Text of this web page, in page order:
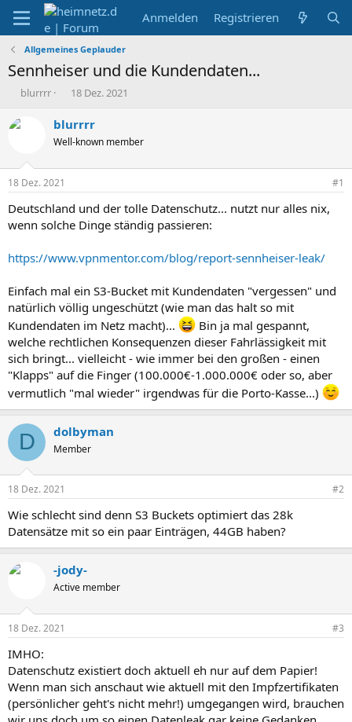
Anmelden Registrieren
Allgemeines Geplauder
Sennheiser und die Kundendaten...
E
s
e
r
blurrrr
E
s
t
e
t
a
18 Dez. 2021
blurrrr
Well-known member
18 Dez. 2021 #1
Deutschland und der tolle Datenschutz... nutzt nur alles nix,
wenn solche Dinge ständig passieren:
https://www.vpnmentor.com/blog/report-sennheiser-leak/
Einfach mal ein S3-Bucket mit Kundendaten "vergessen" und
natürlich völlig ungeschützt (wie man das halt so mit
Kundendaten im Netz macht)...
Bin ja mal gespannt,
welche rechtlichen Konsequenzen dieser Fahrlässigkeit mit
sich bringt... vielleicht - wie immer bei den großen - einen
"Klapps" auf die Finger (100.000€-1.000.000€ oder so, aber
vermutlich "mal wieder" irgendwas für die Porto-Kasse...)
D dolbyman
Member
18 Dez. 2021 #2
Wie schlecht sind denn S3 Buckets optimiert das 28k
Datensätze mit so ein paar Einträgen, 44GB haben?
-jody-
Active member
18 Dez. 2021 #3
IMHO:
Datenschutz existiert doch aktuell eh nur auf dem Papier!
Wenn man sich anschaut wie aktuell mit den Impfzertifikaten
(persönlicher geht's nicht mehr!) umgegangen wird, brauchen